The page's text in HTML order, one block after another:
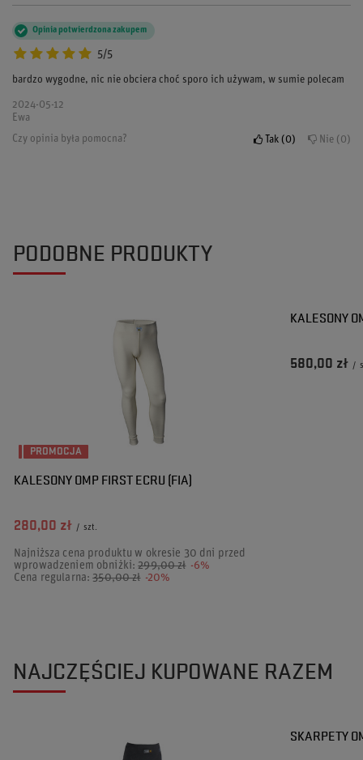
5/5
Opinia potwierdzona zakupem
bardzo wygodne, nic nie obciera choć sporo ich używam, w sumie polecam
2024-05-12
Ewa
Czy opinia była pomocna?
Tak 0 Nie 0
PODOBNE PRODUKTY
PROMOCJA
KALESONY OMP FIRST ECRU (FIA)
280,00 zł / szt.
Najniższa cena produktu w okresie 30 dni przed
wprowadzeniem obniżki:299,00 zł -6%
Cena regularna:350,00 zł -20%
KALESONY
580,00 zł /
NAJCZĘŚCIEJ KUPOWANE RAZEM
SKARPETY